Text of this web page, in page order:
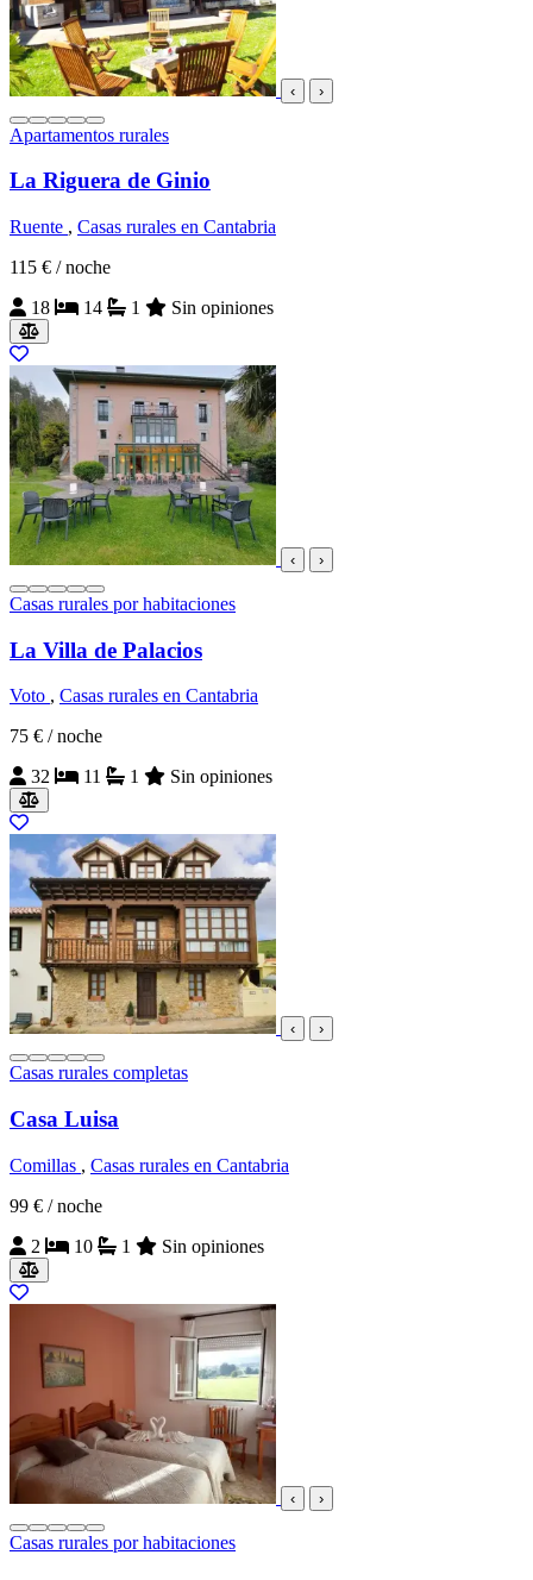
‹ ›
Apartamentos rurales
La Riguera de Ginio
Ruente , Casas rurales en Cantabria
115 € / noche
18
14 1 Sin opiniones
‹ ›
Casas rurales por habitaciones
La Villa de Palacios
Voto , Casas rurales en Cantabria
75 € / noche
32
11 1 Sin opiniones
‹ ›
Casas rurales completas
Casa Luisa
Comillas , Casas rurales en Cantabria
99 € / noche
2
10 1 Sin opiniones
‹ ›
Casas rurales por habitaciones